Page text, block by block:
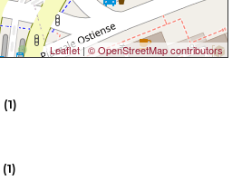
Leaflet|© OpenStreetMap contributors
(1)
(1)